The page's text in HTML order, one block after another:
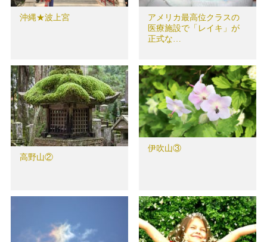
沖縄★波上宮
アメリカ最高位クラスの
医療施設で「レイキ」が
正式な…
高野山②
伊吹山③